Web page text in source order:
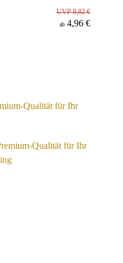
UVP 8,82 €
ab 4,96 €
Qualität für Ihr